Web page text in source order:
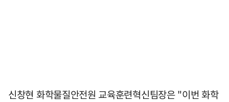
신창현 화학물질안전원 교육훈련혁신팀장은 "이번 화학